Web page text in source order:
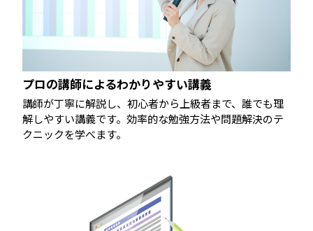
プロの講師によるわかりやすい講義
講師が丁寧に解説し、初心者から上級者まで、誰でも理
解しやすい講義です。効率的な勉強方法や問題解決のテ
クニックを学べます。